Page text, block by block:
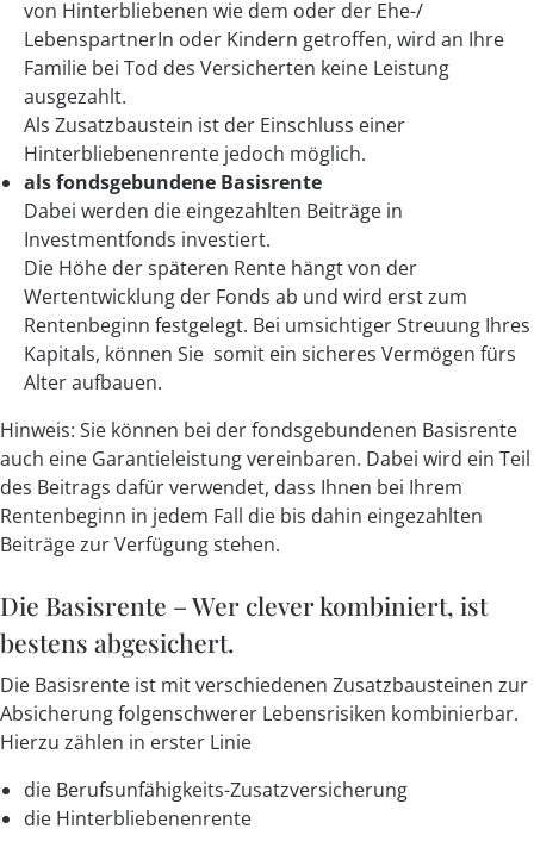
von Hinterbliebenen wie dem oder der Ehe-/
LebenspartnerIn oder Kindern getroffen, wird an Ihre
Familie bei Tod des Versicherten keine Leistung
ausgezahlt.
Als Zusatzbaustein ist der Einschluss einer
Hinterbliebenenrente jedoch möglich.
als fondsgebundene Basisrente
Dabei werden die eingezahlten Beiträge in
Investmentfonds investiert.
Die Höhe der späteren Rente hängt von der
Wertentwicklung der Fonds ab und wird erst zum
Rentenbeginn festgelegt. Bei umsichtiger Streuung Ihres
Kapitals, können Sie somit ein sicheres Vermögen fürs
Alter aufbauen.
Hinweis: Sie können bei der fondsgebundenen Basisrente
auch eine Garantieleistung vereinbaren. Dabei wird ein Teil
des Beitrags dafür verwendet, dass Ihnen bei Ihrem
Rentenbeginn in jedem Fall die bis dahin eingezahlten
Beiträge zur Verfügung stehen.
Die Basisrente – Wer clever kombiniert, ist
bestens abgesichert.
Die Basisrente ist mit verschiedenen Zusatzbausteinen zur
Absicherung folgenschwerer Lebensrisiken kombinierbar.
Hierzu zählen in erster Linie
die Berufsunfähigkeits-Zusatzversicherung
die Hinterbliebenenrente